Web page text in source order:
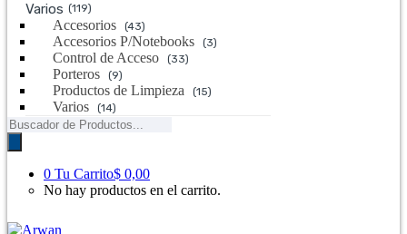
Varios (119)
Accesorios (43)
Accesorios P/Notebooks (3)
Control de Acceso (33)
Porteros (9)
Productos de Limpieza (15)
Varios (14)
Búsqueda
de
productos
0 Tu Carrito$ 0,00
No hay productos en el carrito.